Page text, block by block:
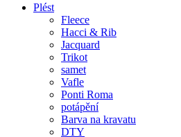
Plést
Fleece
Hacci & Rib
Jacquard
Trikot
samet
Vafle
Ponti Roma
potápění
Barva na kravatu
DTY